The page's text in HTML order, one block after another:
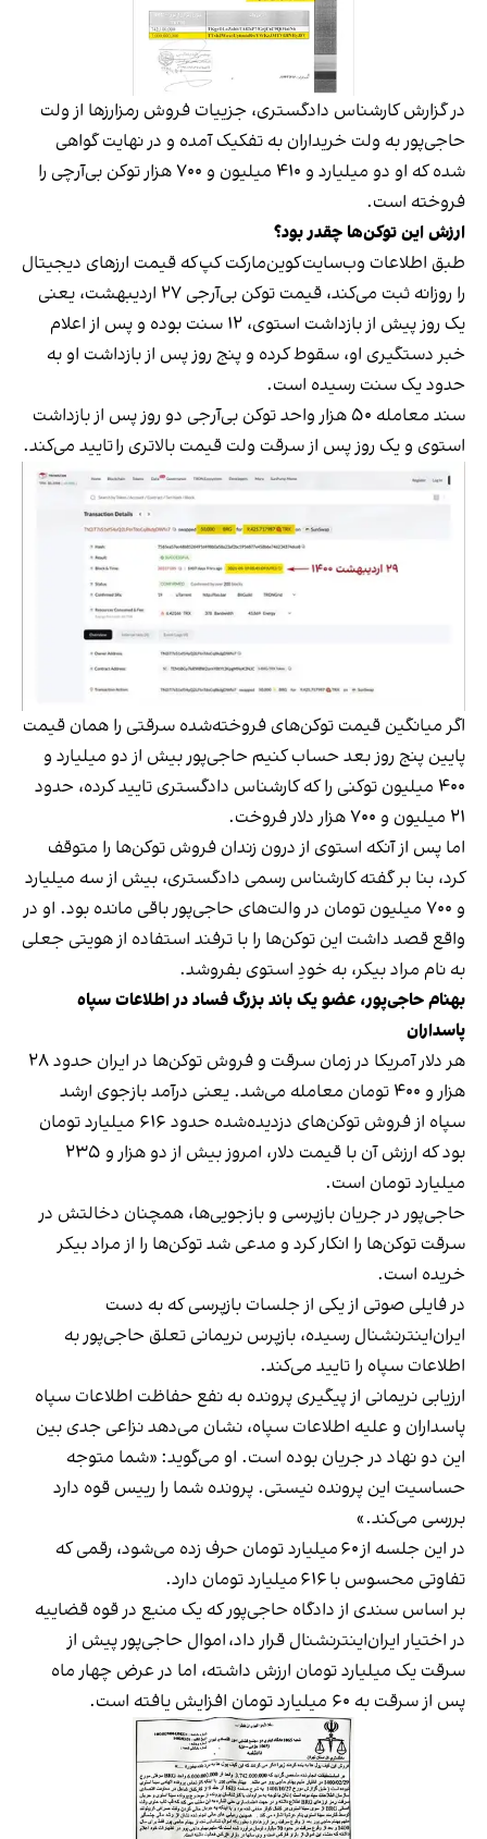
در گزارش کارشناس دادگستری، جزییات فروش رمزارزها از ولت
حاجی‌پور به ولت خریداران به تفکیک آمده و در نهایت گواهی
شده که او دو میلیارد و ۴۱۰ میلیون و ۷۰۰ هزار توکن بی‌‌آرچی را
فروخته است.
ارزش این توکن‌ها چقدر بود؟
طبق اطلاعات وب‌سایت کوین‌مارکت کپ که قیمت ارزهای دیجیتال
را روزانه ثبت می‌کند، قیمت توکن بی‌آرجی ۲۷ اردیبهشت، یعنی
یک روز پیش از بازداشت استوی، ۱۲ سنت بوده و پس از اعلام
خبر دستگیری او، سقوط کرده و پنج روز پس از بازداشت او به
حدود یک سنت رسیده است.
سند معامله ۵۰ هزار واحد توکن بی‌آرجی دو روز پس از بازداشت
استوی و یک روز پس از سرقت ولت قیمت بالاتری را تایید می‌کند.
اگر میانگین قیمت توکن‌های فروخته‌شده سرقتی را همان قیمت
پایین پنج روز بعد حساب کنیم حاجی‌پور بیش از دو میلیارد و
۴۰۰ میلیون توکنی را که کارشناس دادگستری تایید کرده، حدود
۲۱ میلیون و ۷۰۰ هزار دلار فروخت.
اما پس از آنکه استوی از درون زندان فروش توکن‌ها را متوقف
کرد، بنا بر گفته‌ کارشناس رسمی دادگستری، بیش از سه میلیارد
و ۷۰۰ میلیون تومان در والت‌های حاجی‌پور باقی مانده بود. او در
واقع قصد داشت این توکن‌ها را با ترفند استفاده از هویتی جعلی
به نام مراد بیکر، به خودِ استوی بفروشد.
بهنام حاجی‌پور، عضو یک باند بزرگ فساد در اطلاعات سپاه
پاسداران
هر دلار آمریکا در زمان سرقت و فروش توکن‌ها در ایران حدود ۲۸
هزار و ۴۰۰ تومان معامله می‌شد. یعنی درآمد بازجوی ارشد
سپاه از فروش توکن‌های دزدیده‌شده حدود ۶۱۶ میلیارد تومان
بود که ارزش آن با قیمت دلار، امروز بیش از دو هزار و ۲۳۵
میلیارد تومان است.
حاجی‌پور در جریان بازپرسی و بازجویی‌ها، همچنان دخالتش در
سرقت توکن‌ها را انکار کرد و مدعی شد توکن‌ها را از مراد بیکر
خریده است.
در فایلی صوتی از یکی از جلسات بازپرسی که به دست
ایران‌اینترنشنال رسیده، بازپرس نریمانی تعلق حاجی‌پور به
اطلاعات سپاه را تایید می‌کند.
ارزیابی نریمانی از پیگیری پرونده به نفع حفاظت اطلاعات سپاه
پاسداران و علیه اطلاعات سپاه، نشان می‌دهد نزاعی جدی بین
این دو نهاد در جریان بوده است. او می‌گوید: «‌شما متوجه
حساسیت این پرونده نیستی. پرونده شما را رییس قوه دارد
بررسی می‌کند.»
در این جلسه از ۶۰ میلیارد تومان حرف زده می‌شود، رقمی که
تفاوتی محسوس با ۶۱۶ میلیارد تومان دارد.
بر اساس سندی از دادگاه حاجی‌پور که یک منبع در قوه قضاییه
در اختیار ایران‌اینترنشنال قرار داد، اموال حاجی‌پور پیش از
سرقت یک میلیارد تومان ارزش داشته، اما در عرض چهار ماه
پس از سرقت به ۶۰ میلیارد تومان افزایش یافته است.